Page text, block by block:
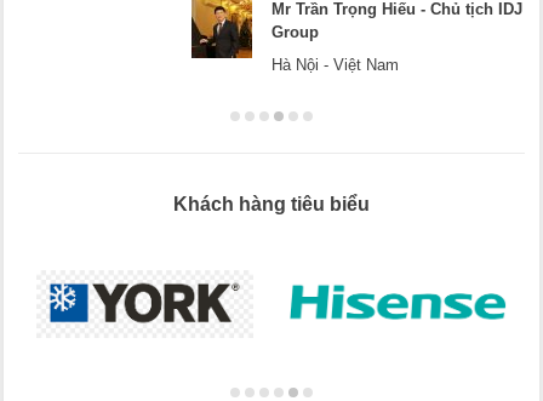
Hà Nội
Khách hàng tiêu biểu